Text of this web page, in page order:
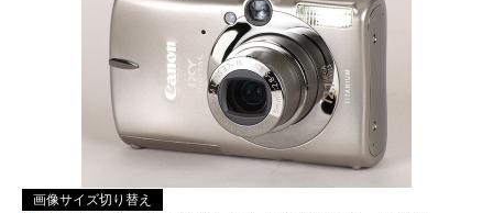
画像サイズ切り替え